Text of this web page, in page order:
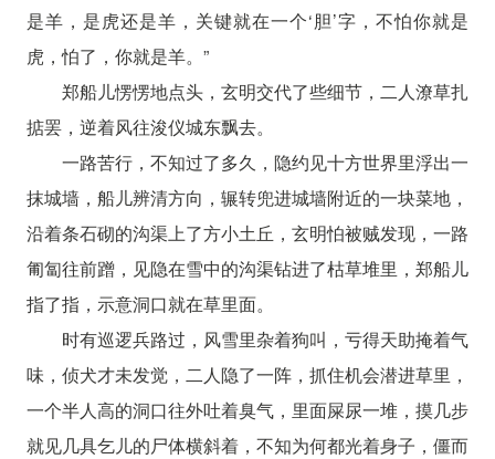
是羊，是虎还是羊，关键就在一个‘胆’字，不怕你就是
虎，怕了，你就是羊。”
郑船儿愣愣地点头，玄明交代了些细节，二人潦草扎
掂罢，逆着风往浚仪城东飘去。
一路苦行，不知过了多久，隐约见十方世界里浮出一
抹城墙，船儿辨清方向，辗转兜进城墙附近的一块菜地，
沿着条石砌的沟渠上了方小土丘，玄明怕被贼发现，一路
匍匐往前蹭，见隐在雪中的沟渠钻进了枯草堆里，郑船儿
指了指，示意洞口就在草里面。
时有巡逻兵路过，风雪里杂着狗叫，亏得天助掩着气
味，侦犬才未发觉，二人隐了一阵，抓住机会潜进草里，
一个半人高的洞口往外吐着臭气，里面屎尿一堆，摸几步
就见几具乞儿的尸体横斜着，不知为何都光着身子，僵而